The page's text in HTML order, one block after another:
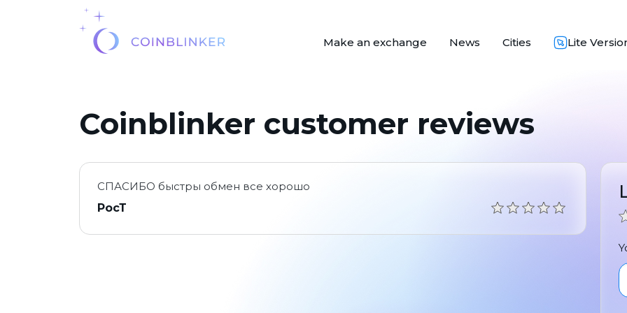
Make an exchange News Cities Lite
Coinblinker customer reviews
СПАСИБО быстры обмен все хорошо
РосТ